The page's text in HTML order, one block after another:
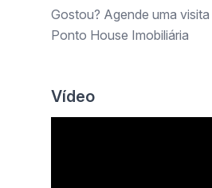
Gostou? Agende uma
Ponto House Imobiliária
Vídeo